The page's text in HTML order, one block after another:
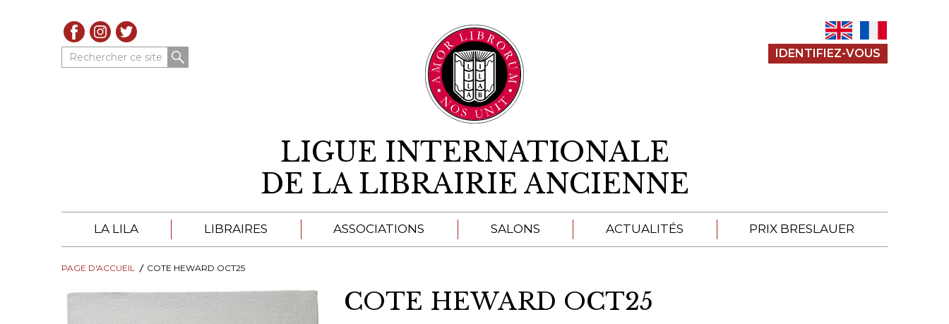
Rechercher ce site IDENTIFIEZ-VOUS
LIGUE INTERNATIONALE
DE LA LIBRAIRIE ANCIENNE
LA LILA
À PROPOS DE LA LILA
TROUVER UNE LIBRAIRIE
LIBRAIRES
LIBRAIRES DE LA LILA
ASSOCIATIONS SALONS ACTUALITÉS PRIX BRESLAUER
PAGE D'ACCUEIL COTE HEWARD OCT25
COTE HEWARD OCT25